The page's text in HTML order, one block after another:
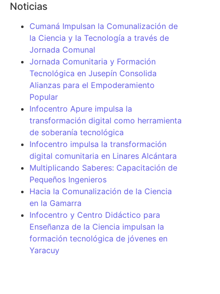
Noticias
Cumaná Impulsan la Comunalización de
la Ciencia y la Tecnología a través de
Jornada Comunal
Jornada Comunitaria y Formación
Tecnológica en Jusepín Consolida
Alianzas para el Empoderamiento
Popular
Infocentro Apure impulsa la
transformación digital como herramienta
de soberanía tecnológica
Infocentro impulsa la transformación
digital comunitaria en Linares Alcántara
Multiplicando Saberes: Capacitación de
Pequeños Ingenieros
Hacia la Comunalización de la Ciencia
en la Gamarra
Infocentro y Centro Didáctico para
Enseñanza de la Ciencia impulsan la
formación tecnológica de jóvenes en
Yaracuy